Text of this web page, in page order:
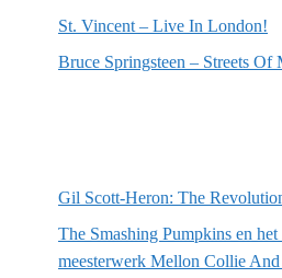
St. Vincent – Live In London!
Bruce Springsteen – Streets Of
Gil Scott-Heron: The
The Smashing Pumpkins en
meesterwerk Mellon Collie